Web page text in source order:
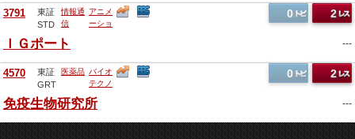
3791
東証
STD
情報通
信
アニメ
ーショ
2
0
ＩＧポート ---
4570
東証
GRT
医薬品 バイオ
テクノ
ロジー
他
2
0
免疫生物研究所 ---